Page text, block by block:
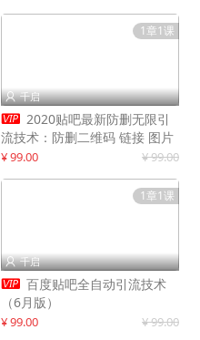
1章1课
 千启
 2020贴吧最新防删无限引
流技术：防删二维码 链接 图片
制作
¥ 99.00 ¥ 99.00
1章1课
 千启
 百度贴吧全自动引流技术
（6月版）
¥ 99.00 ¥ 99.00